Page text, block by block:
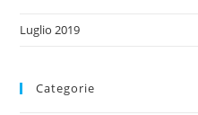
Luglio 2019
Categorie